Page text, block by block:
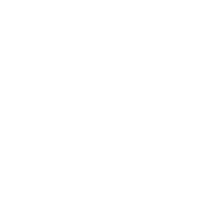
ihn wahrzunehmen
Zuständen.
seinen
der
Fast 300 Werke